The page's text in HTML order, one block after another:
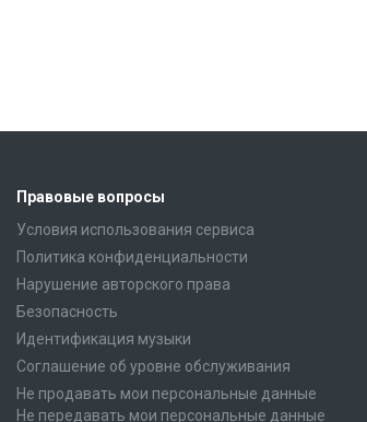
Правовые вопросы
Условия использования сервиса
Политика конфиденциальности
Нарушение авторского права
Безопасность
Идентификация музыки
Соглашение об уровне обслуживания
Не продавать мои персональные данные
Не передавать мои персональные данные